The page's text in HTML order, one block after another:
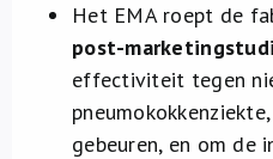
Het EMA roept de
post-
effectiviteit tegen
gebeuren, en om de